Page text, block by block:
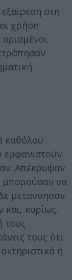
στη
χρήση
καθόλου
εμφανιστούν
Απέκρυψαν
μπορούσαν να
μετανοησαν
και, κυρίως,
τους
τους ότι
η